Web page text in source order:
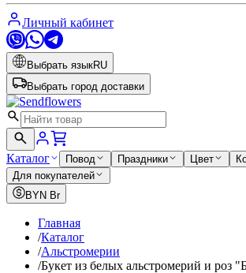
Личный кабинет
Выбрать языкRU
Выбрать город доставки
Каталог Повод Праздники Цвет
Для покупателей
BYN Br
Главная
/Каталог
/Альстромерии
/Букет из белых альстромерий и роз